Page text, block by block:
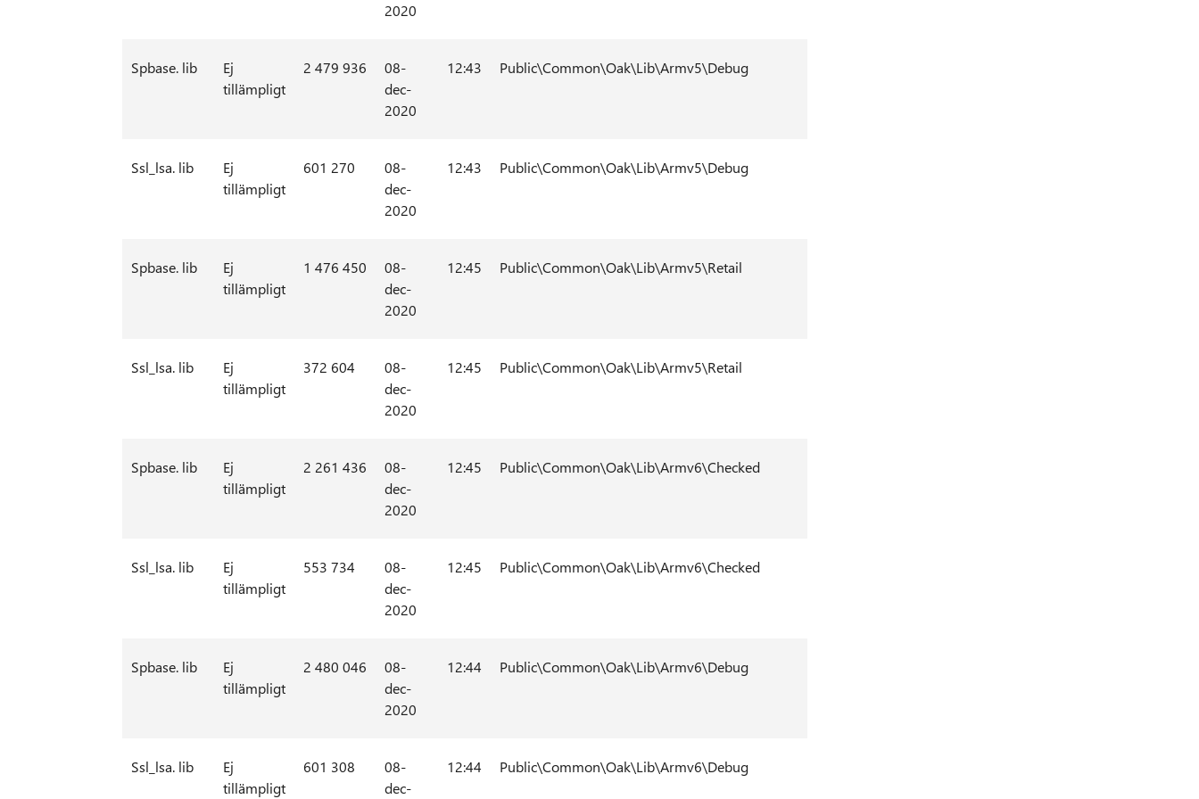
2020
Spbase. lib
Ej
tillämpligt
2 479 936
08-
dec-
2020
12:43 Public\Common\Oak\Lib\Armv5\Debug
Ssl_lsa. lib
Ej
tillämpligt
601 270
08-
dec-
2020
12:43 Public\Common\Oak\Lib\Armv5\Debug
Spbase. lib
Ej
tillämpligt
1 476 450
08-
dec-
2020
12:45 Public\Common\Oak\Lib\Armv5\Retail
Ssl_lsa. lib
Ej
tillämpligt
372 604
08-
dec-
2020
12:45 Public\Common\Oak\Lib\Armv5\Retail
Spbase. lib
Ej
tillämpligt
2 261 436
08-
dec-
2020
12:45 Public\Common\Oak\Lib\Armv6\Checked
Ssl_lsa. lib
Ej
tillämpligt
553 734
08-
dec-
2020
12:45 Public\Common\Oak\Lib\Armv6\Checked
Spbase. lib
Ej
tillämpligt
2 480 046
08-
dec-
2020
12:44 Public\Common\Oak\Lib\Armv6\Debug
Ssl_lsa. lib
Ej
tillämpligt
601 308
08-
dec-
12:44 Public\Common\Oak\Lib\Armv6\Debug